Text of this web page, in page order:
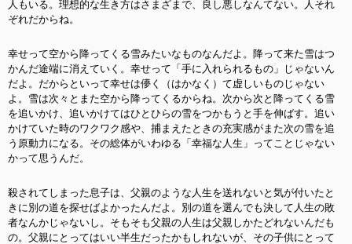
人もいる。理想的な生き方はさまざまで、良し悪しなんてない。人それ
ぞれだからね。
幸せって空から降ってくる雪みたいなものなんだよ。降って来た雪はつ
かんだ途端に消えていく。幸せって「手に入れられるもの」じゃないん
だよ。だからといって幸せは儚く（はかなく）て虚しいものじゃない
よ。雪は次々とまた空から降ってくるからね。次から次と降ってくる雪
を追いかけ、追いかけてはひとひらの雪をつかもうと手を伸ばす。追い
かけていた時のワクワク感や、捕まえたときの充実感がまた次の雪を追
う原動力になる。その総体がいわゆる「幸福な人生」ってことじゃない
かって思うんだ。
殺されてしまった息子は、父親のような人生を送れないと気が付いたと
きに別の道を探せばよかったんだよ。別の道を選んでも決して人生の敗
者なんかじゃないし。そもそも父親の人生は父親しかたどれないんだも
の。父親にとってはいい半生だったかもしれないが、その子供にとって